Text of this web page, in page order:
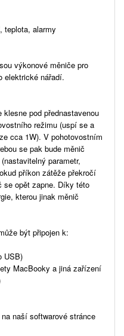
teplota, alarmy
výkonové měniče pro
elektrické nářadí.
pod přednastavenou
režimu (uspí se a
cca 1W). V pohotovostním
se pak bude měnič
parametr,
příkon zátěže překročí
se opět zapne. Díky této
kterou jinak měnič
být připojen k:
USB)
MacBooky a jiná zařízení
naší softwarové stránce